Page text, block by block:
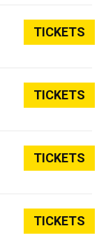
TICKETS
TICKETS
TICKETS
TICKETS